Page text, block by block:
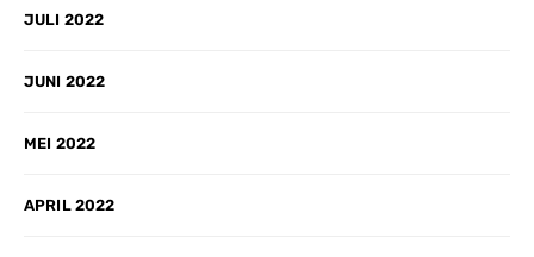
JULI 2022
JUNI 2022
MEI 2022
APRIL 2022